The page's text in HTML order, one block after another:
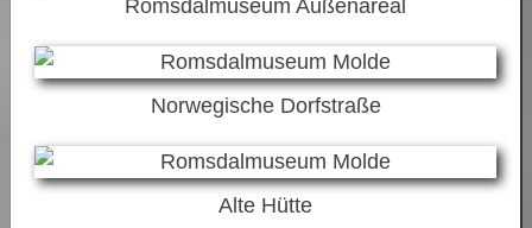
Romsdalmuseum Außenareal
Norwegische Dorfstraße
Alte Hütte